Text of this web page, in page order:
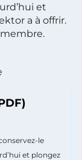
et
a à offrir.
le
et plongez